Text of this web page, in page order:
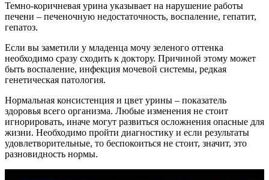
Темно-коричневая урина указывает на нарушение работы
печени – печеночную недостаточность, воспаление, гепатит,
гепатоз.
Если вы заметили у младенца мочу зеленого оттенка
необходимо сразу сходить к доктору. Причиной этому может
быть воспаление, инфекция мочевой системы, редкая
генетическая патология.
Нормальная консистенция и цвет урины – показатель
здоровья всего организма. Любые изменения не стоит
игнорировать, иначе могут развиться осложнения опасные для
жизни. Необходимо пройти диагностику и если результаты
удовлетворительные, то беспокоиться не стоит, значит, это
разновидность нормы.